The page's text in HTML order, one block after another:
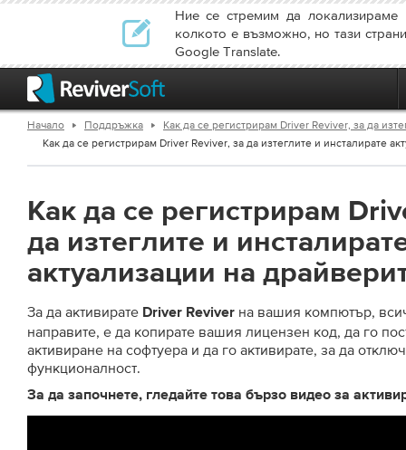
Ние се стремим да
колкото е възможно, но тази
Google Translate.
Начало Поддръжка
Как да се регистрирам Driver Reviver, за да
Как да се регистрирам Driver Reviver, за да изтеглите и инсталирате
Как да се регистрирам
да изтеглите и
актуализации на
За да активирате Driver Reviver на вашия компютър,
направите, е да копирате вашия лицензен код, да го
активиране на софтуера и да го активирате, за да
функционалност.
За да започнете, гледайте това бързо видео за